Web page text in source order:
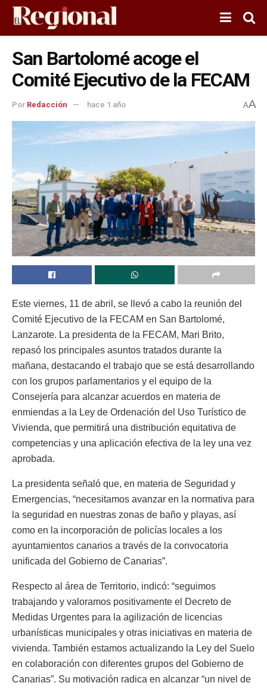
San Bartolomé acoge el
Comité Ejecutivo de la FECAM
Por Redacción hace 1 año AA
Este viernes, 11 de abril, se llevó a cabo la reunión del
Comité Ejecutivo de la FECAM en San Bartolomé,
Lanzarote. La presidenta de la FECAM, Mari Brito,
repasó los principales asuntos tratados durante la
mañana, destacando el trabajo que se está desarrollando
con los grupos parlamentarios y el equipo de la
Consejería para alcanzar acuerdos en materia de
enmiendas a la Ley de Ordenación del Uso Turístico de
Vivienda, que permitirá una distribución equitativa de
competencias y una aplicación efectiva de la ley una vez
aprobada.
La presidenta señaló que, en materia de Seguridad y
Emergencias, “necesitamos avanzar en la normativa para
la seguridad en nuestras zonas de baño y playas, así
como en la incorporación de policías locales a los
ayuntamientos canarios a través de la convocatoria
unificada del Gobierno de Canarias”.
Respecto al área de Territorio, indicó: “seguimos
trabajando y valoramos positivamente el Decreto de
Medidas Urgentes para la agilización de licencias
urbanísticas municipales y otras iniciativas en materia de
vivienda. También estamos actualizando la Ley del Suelo
en colaboración con diferentes grupos del Gobierno de
Canarias”. Su motivación radica en alcanzar “un nivel de